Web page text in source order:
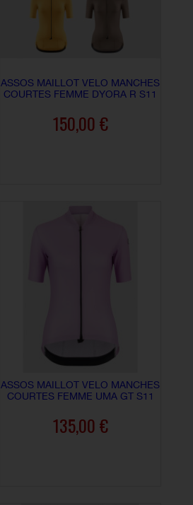
ASSOS MAILLOT VELO MANCHES
COURTES FEMME DYORA R S11
150,00 €
ASSOS MAILLOT VELO MANCHES
COURTES FEMME UMA GT S11
135,00 €